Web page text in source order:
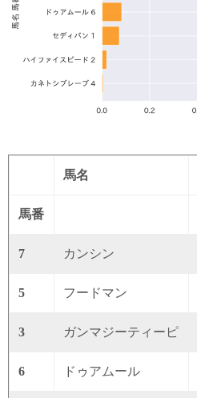
馬名
馬番
7 カンシン
5 フードマン
3 ガンマジーティーピ
6 ドゥアムール